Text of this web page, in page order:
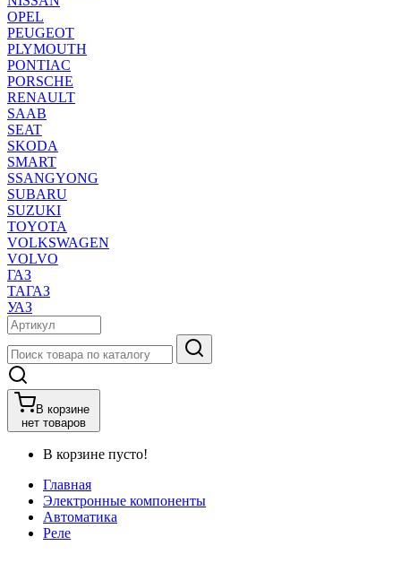
OPEL
PEUGEOT
PLYMOUTH
PONTIAC
PORSCHE
RENAULT
SAAB
SEAT
SKODA
SMART
SSANGYONG
SUBARU
SUZUKI
TOYOTA
VOLKSWAGEN
VOLVO
ГАЗ
ТАГАЗ
УАЗ
В корзине
нет товаров
В корзине пусто!
Главная
Электронные компоненты
Автоматика
Реле